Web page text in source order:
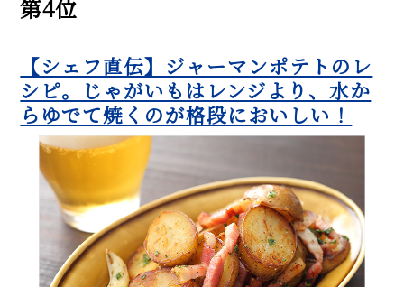
第4位
【シェフ直伝】ジャーマンポテトのレ
シピ。じゃがいもはレンジより、水か
らゆでて焼くのが格段においしい！